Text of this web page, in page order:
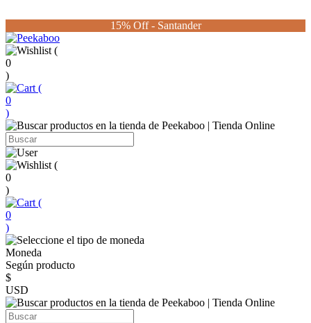
15% Off - Santander
(
0
)
(
0
)
(
0
)
(
0
)
Moneda
Según producto
$
USD